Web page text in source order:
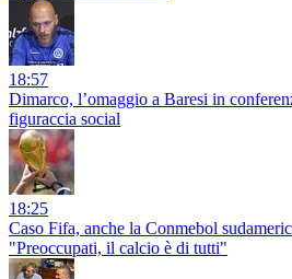
18:57
Dimarco, l’omaggio a Baresi in
figuraccia social
18:25
Caso Fifa, anche la Conmebol
"Preoccupati, il calcio è di tutti"